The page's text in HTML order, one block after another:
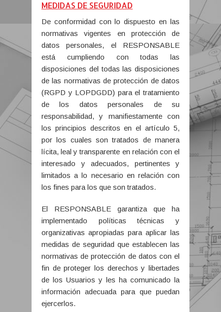
MEDIDAS DE SEGURIDAD
De conformidad con lo dispuesto en las
normativas vigentes en protección de
datos personales, el RESPONSABLE
está cumpliendo con todas las
disposiciones del todas las disposiciones
de las normativas de protección de datos
(RGPD y LOPDGDD) para el tratamiento
de los datos personales de su
responsabilidad, y manifiestamente con
los principios descritos en el artículo 5,
por los cuales son tratados de manera
lícita, leal y transparente en relación con el
interesado y adecuados, pertinentes y
limitados a lo necesario en relación con
los fines para los que son tratados.
El RESPONSABLE garantiza que ha
implementado políticas técnicas y
organizativas apropiadas para aplicar las
medidas de seguridad que establecen las
normativas de protección de datos con el
fin de proteger los derechos y libertades
de los Usuarios y les ha comunicado la
información adecuada para que puedan
ejercerlos.